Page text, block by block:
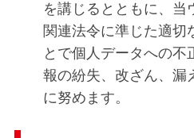
を講じるとともに、当
関連法令に準じた適切
とで個人データへの不
報の紛失、改ざん、漏
に努めます。